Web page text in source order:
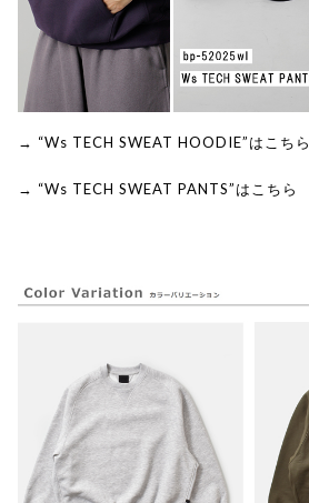
→ “Ws TECH SWEAT HOODIE”はこちら
→ “Ws TECH SWEAT PANTS”はこちら